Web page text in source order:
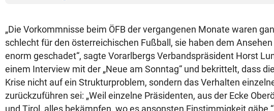
„Die Vorkommnisse beim ÖFB der vergangenen Monate waren
schlecht für den österreichischen Fußball, sie haben dem Ansehen
enorm geschadet“, sagte Vorarlbergs Verbandspräsident Horst
einem Interview mit der „Neue am Sonntag“ und bekrittelt, dass
Krise nicht auf ein Strukturproblem, sondern das Verhalten
zurückzuführen sei: „Weil einzelne Präsidenten, aus der Ecke
und Tirol, alles bekämpfen, wo es ansonsten Einstimmigkeit gäbe.“